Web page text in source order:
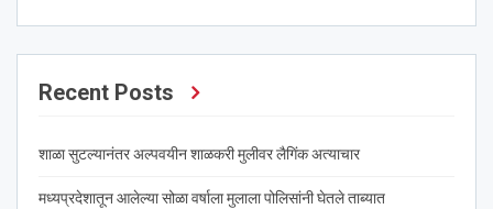
Recent Posts
शाळा सुटल्यानंतर अल्पवयीन शाळकरी मुलीवर लैगिंक अत्याचार
मध्यप्रदेशातून आलेल्या सोळा वर्षाला मुलाला पोलिसांनी घेतले ताब्यात